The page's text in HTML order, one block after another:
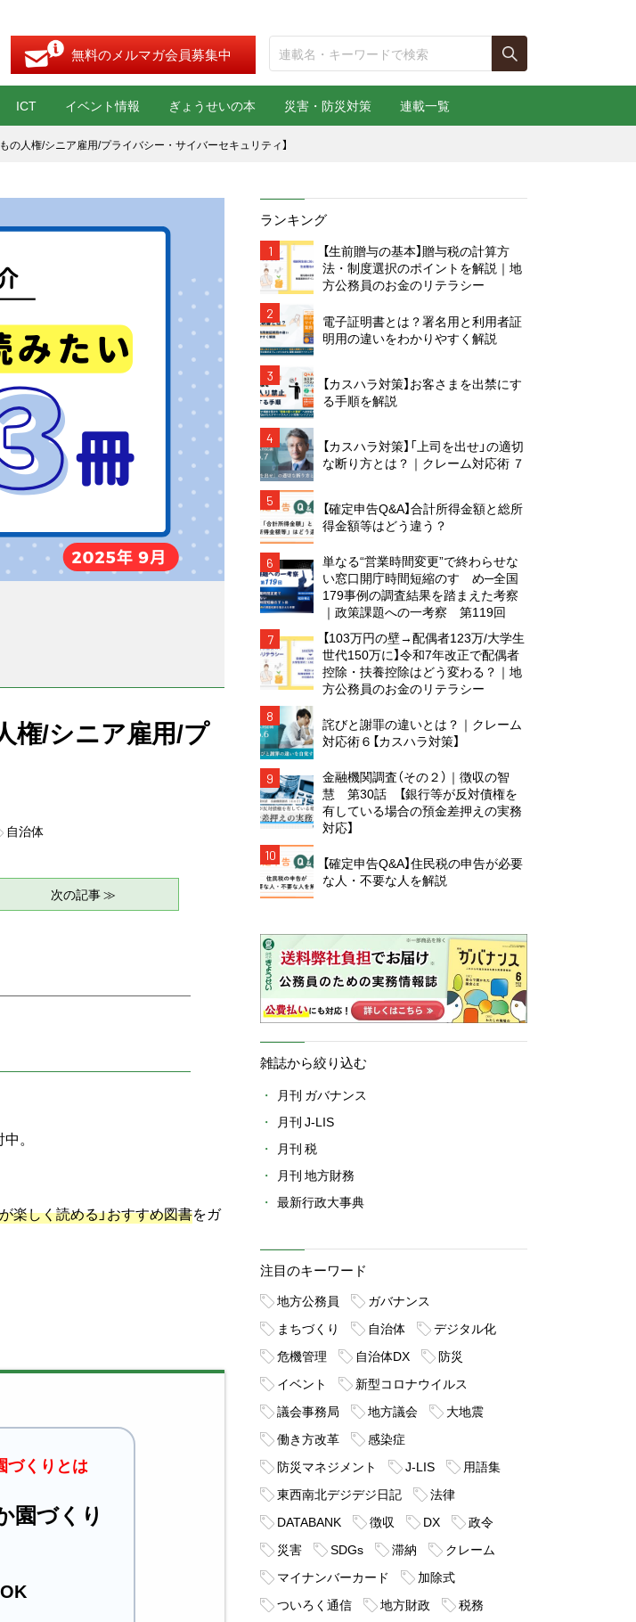
無料のメルマガ会員募集中
ICT イベント情報 ぎょうせいの本 災害・防災対策 連載一覧
の人権/シニア雇用/プライバシー・サイバーセキュリティ】
権/シニア雇用/プ
自治体
次の記事 ≫
。
楽しく読める」おすすめ図書をガ
づくりとは
園づくり
ランキング
1
【生前贈与の基本】贈与税の計算方
法・制度選択のポイントを解説｜地
方公務員のお金のリテラシー
2
電子証明書とは？署名用と利用者証
明用の違いをわかりやすく解説
3
【カスハラ対策】お客さまを出禁にす
る手順を解説
4
【カスハラ対策】「上司を出せ」の適切
な断り方とは？｜クレーム対応術 ７
5
【確定申告Q&A】合計所得金額と総所
得金額等はどう違う？
6
単なる“営業時間変更”で終わらせな
い窓口開庁時間短縮のすゝめ─全国
179事例の調査結果を踏まえた考察
｜政策課題への一考察 第119回
7
【103万円の壁→配偶者123万/大学生
世代150万に】令和7年改正で配偶者
控除・扶養控除はどう変わる？｜地
方公務員のお金のリテラシー
8
詫びと謝罪の違いとは？｜クレーム
対応術６【カスハラ対策】
9
金融機関調査（その２）｜徴収の智
慧 第30話 【銀行等が反対債権を
有している場合の預金差押えの実務
対応】
10
【確定申告Q&A】住民税の申告が必要
な人・不要な人を解説
雑誌から絞り込む
月刊 ガバナンス
月刊 J-LIS
月刊 税
月刊 地方財務
最新行政大事典
注目のキーワード
地方公務員
ガバナンス
まちづくり
自治体
デジタル化
危機管理
自治体DX
防災
イベント
新型コロナウイルス
議会事務局
地方議会
大地震
働き方改革
感染症
防災マネジメント
J-LIS
用語集
東西南北デジデジ日記
法律
DATABANK
徴収 DX
政令
災害
SDGs 滞納
クレーム
マイナンバーカード
加除式
ついろく通信
地方財政
税務